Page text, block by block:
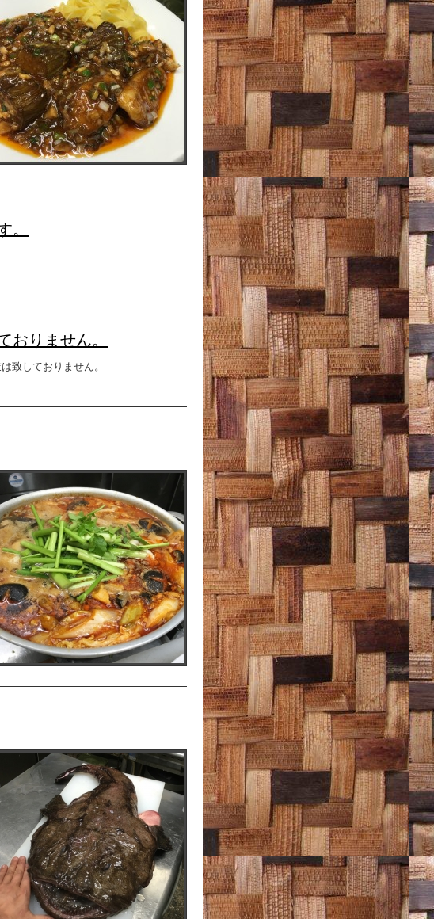
。
おりません。
致しておりません。